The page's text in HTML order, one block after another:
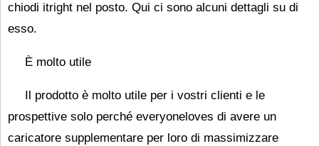
chiodi itright nel posto. Qui ci sono alcuni dettagli su di
esso.
È molto utile
Il prodotto è molto utile per i vostri clienti e le
prospettive solo perché everyoneloves di avere un
caricatore supplementare per loro di massimizzare